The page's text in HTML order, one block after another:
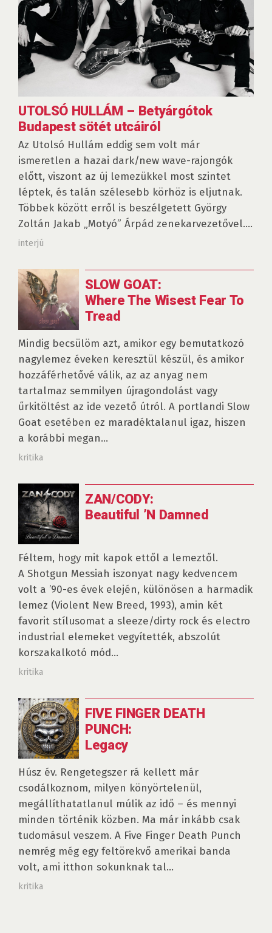
UTOLSÓ HULLÁM – Betyárgótok
Budapest sötét utcáiról
Az Utolsó Hullám eddig sem volt már
ismeretlen a hazai dark/new wave-rajongók
előtt, viszont az új lemezükkel most szintet
léptek, és talán szélesebb körhöz is eljutnak.
Többek között erről is beszélgetett György
Zoltán Jakab „Motyó” Árpád zenekarvezetővel....
interjú
SLOW GOAT:
Where The Wisest Fear To
Tread
Mindig becsülöm azt, amikor egy bemutatkozó
nagylemez éveken keresztül készül, és amikor
hozzáférhetővé válik, az az anyag nem
tartalmaz semmilyen újragondolást vagy
űrkitöltést az ide vezető útról. A portlandi Slow
Goat esetében ez maradéktalanul igaz, hiszen
a korábbi megan...
kritika
ZAN/CODY:
Beautiful ’N Damned
Féltem, hogy mit kapok ettől a lemeztől.
A Shotgun Messiah iszonyat nagy kedvencem
volt a ’90-es évek elején, különösen a harmadik
lemez (Violent New Breed, 1993), amin két
favorit stílusomat a sleeze/dirty rock és electro
industrial elemeket vegyítették, abszolút
korszakalkotó mód...
kritika
FIVE FINGER DEATH
PUNCH:
Legacy
Húsz év. Rengetegszer rá kellett már
csodálkoznom, milyen könyörtelenül,
megállíthatatlanul múlik az idő – és mennyi
minden történik közben. Ma már inkább csak
tudomásul veszem. A Five Finger Death Punch
nemrég még egy feltörekvő amerikai banda
volt, ami itthon sokunknak tal...
kritika